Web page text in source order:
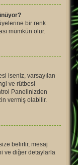
bir renk
mümkün olur.
iseniz, varsayılan
ve rütbesi
Panelinizden
vermiş olabilir.
belirtir, mesaj
ve diğer detaylarla